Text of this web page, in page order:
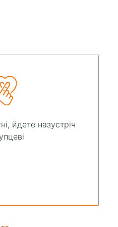
йдете назустріч